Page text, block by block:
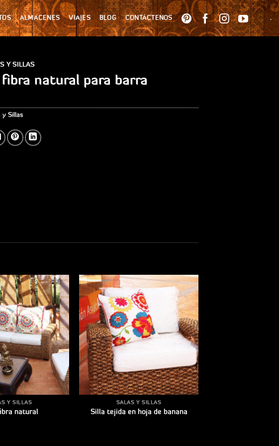
ALMACENES VIAJES BLOG CONTÁCTENOS .
Y SILLAS
natural para barra
y Sillas
Añadir
a la
lista
de
deseos
Y SILLAS
natural
Añadir
a la
lista
de
deseos
SALAS Y SILLAS
Silla tejida en hoja de banana